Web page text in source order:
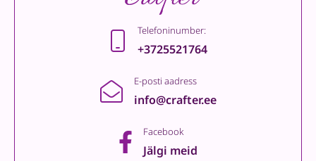
Telefoninumber:
+3725521764
E-posti aadress
info@crafter.ee
Facebook
Jälgi meid